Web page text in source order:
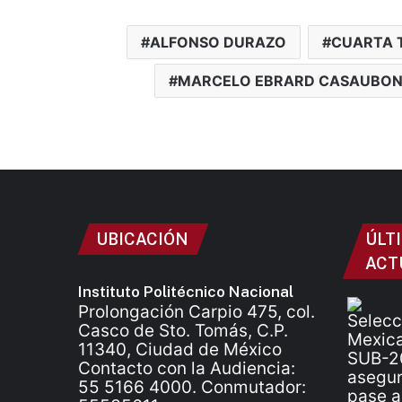
ALFONSO DURAZO CUARTA
MARCELO EBRARD CASAUBON
UBICACIÓN
Instituto Politécnico Nacional
Prolongación Carpio 475, col.
Casco de Sto. Tomás, C.P.
11340, Ciudad de México
Contacto con la Audiencia:
55 5166 4000. Conmutador: